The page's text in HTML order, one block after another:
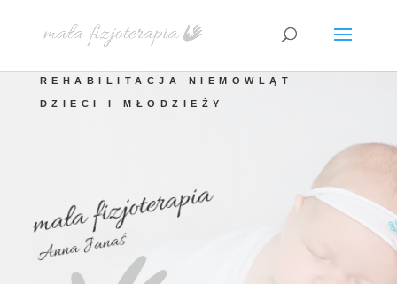
REHABILITACJA NIEMOWLĄT
DZIECI I MŁODZIEŻY
mała fizjoterapia
Anna Janaś